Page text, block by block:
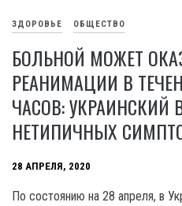
ЗДОРОВЬЕ ОБЩЕСТВО
БОЛЬНОЙ МОЖЕТ
РЕАНИМАЦИИ В
ЧАСОВ: УКРАИНСКИЙ
НЕТИПИЧНЫХ
28 АПРЕЛЯ, 2020
По состоянию на 28 апреля, в